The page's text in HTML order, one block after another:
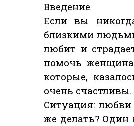
Введение
Если вы
близкими
любит и
помочь
которые,
очень
Ситуация: любви
же делать? Один